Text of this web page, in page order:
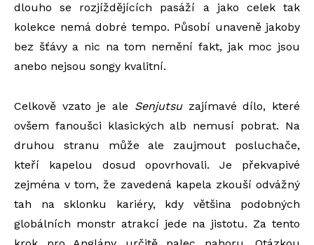
dlouho se rozjíždějících pasáží a jako celek tak
kolekce nemá dobré tempo. Působí unaveně jakoby
bez šťávy a nic na tom nemění fakt, jak moc jsou
anebo nejsou songy kvalitní.
Celkově vzato je ale Senjutsuzajímavé dílo, které
ovšem fanoušci klasických alb nemusí pobrat. Na
druhou stranu může ale zaujmout posluchače,
kteří kapelou dosud opovrhovali. Je překvapivé
zejména v tom, že zavedená kapela zkouší odvážný
tah na sklonku kariéry, kdy většina podobných
globálních monstr atrakcí jede na jistotu. Za tento